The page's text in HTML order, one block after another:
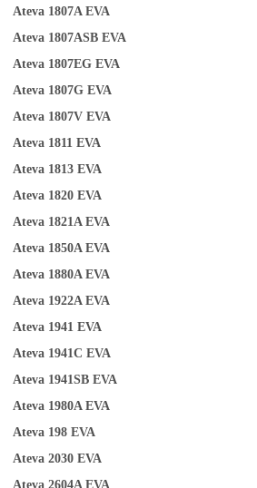
Ateva 1807A EVA
Ateva 1807ASB EVA
Ateva 1807EG EVA
Ateva 1807G EVA
Ateva 1807V EVA
Ateva 1811 EVA
Ateva 1813 EVA
Ateva 1820 EVA
Ateva 1821A EVA
Ateva 1850A EVA
Ateva 1880A EVA
Ateva 1922A EVA
Ateva 1941 EVA
Ateva 1941C EVA
Ateva 1941SB EVA
Ateva 1980A EVA
Ateva 198 EVA
Ateva 2030 EVA
Ateva 2604A EVA